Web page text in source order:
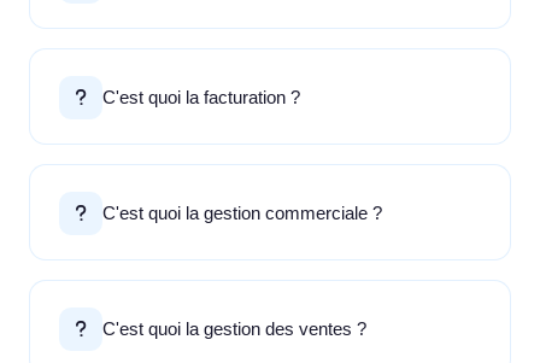
C'est quoi la facturation ?
C'est quoi la gestion commerciale ?
C'est quoi la gestion des ventes ?